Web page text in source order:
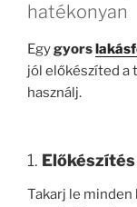
hatékonyan
Egygyors
jól előkészíted a
használj.
1. Előkészítés
Takarj le